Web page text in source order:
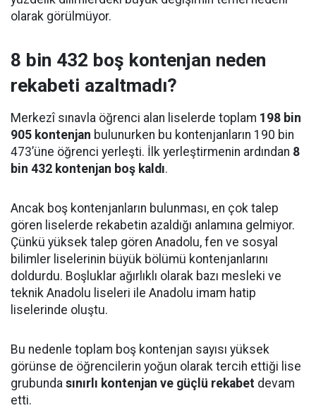
olarak görülmüyor.
8 bin 432 boş kontenjan neden
rekabeti azaltmadı?
Merkezî sınavla öğrenci alan liselerde toplam 198 bin
905 kontenjan bulunurken bu kontenjanların 190 bin
473’üne öğrenci yerleşti. İlk yerleştirmenin ardından 8
bin 432 kontenjan boş kaldı.
Ancak boş kontenjanların bulunması, en çok talep
gören liselerde rekabetin azaldığı anlamına gelmiyor.
Çünkü yüksek talep gören Anadolu, fen ve sosyal
bilimler liselerinin büyük bölümü kontenjanlarını
doldurdu. Boşluklar ağırlıklı olarak bazı mesleki ve
teknik Anadolu liseleri ile Anadolu imam hatip
liselerinde oluştu.
Bu nedenle toplam boş kontenjan sayısı yüksek
görünse de öğrencilerin yoğun olarak tercih ettiği lise
grubunda sınırlı kontenjan ve güçlü rekabet devam
etti.